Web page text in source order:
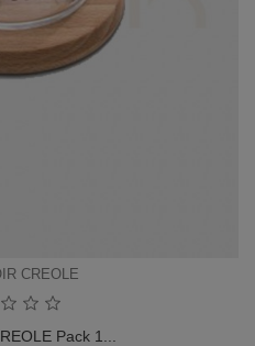
CREOLE
Pack 1...